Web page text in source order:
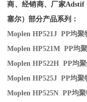
商、经销商、厂家Adstif
塞尔）部分产品系列：
Moplen HP521J PP均聚
Moplen HP521M PP均
Moplen HP522H PP均
Moplen HP525J PP均聚
Moplen HP525N PP均